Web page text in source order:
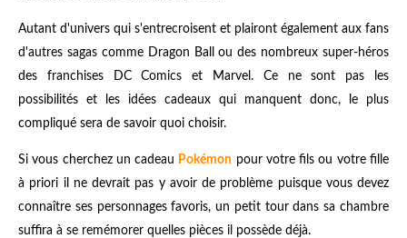
Autant d'univers qui s'entrecroisent et plairont également aux fans
d'autres sagas comme Dragon Ball ou des nombreux super-héros
des franchises DC Comics et Marvel. Ce ne sont pas les
possibilités et les idées cadeaux qui manquent donc, le plus
compliqué sera de savoir quoi choisir.
Si vous cherchez un cadeau Pokémon pour votre fils ou votre fille
à priori il ne devrait pas y avoir de problème puisque vous devez
connaître ses personnages favoris, un petit tour dans sa chambre
suffira à se remémorer quelles pièces il possède déjà.